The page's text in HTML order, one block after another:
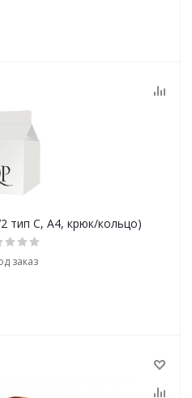
тип С, А4, крюк/кольцо)
заказ